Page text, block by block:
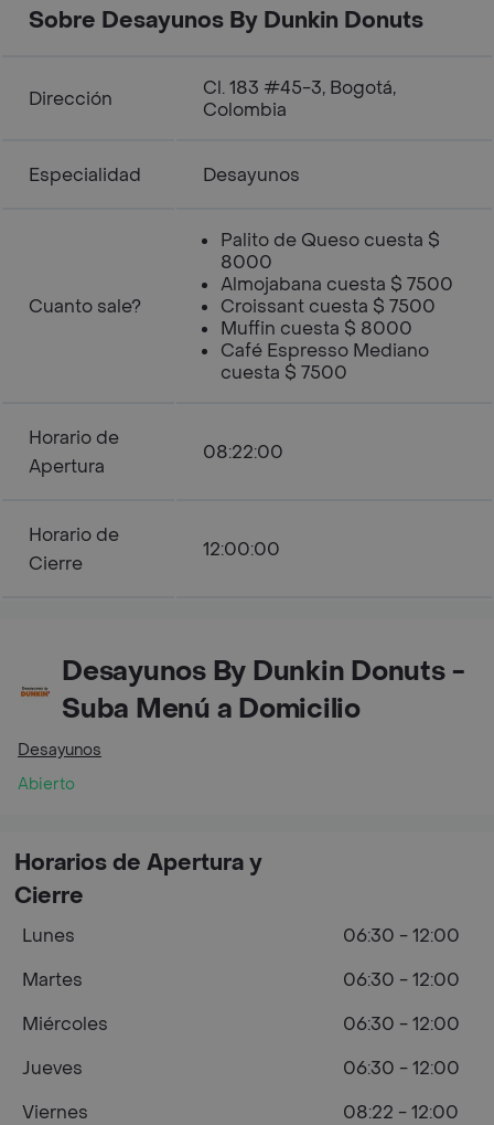
Sobre Desayunos By Dunkin Donuts
Dirección
Cl. 183 #45-3, Bogotá,
Colombia
Especialidad Desayunos
Cuanto sale?
Palito de Queso cuesta $
8000
Almojabana cuesta $ 7500
Croissant cuesta $ 7500
Muffin cuesta $ 8000
Café Espresso Mediano
cuesta $ 7500
Horario de
Apertura
08:22:00
Horario de
Cierre
12:00:00
Desayunos By Dunkin Donuts -
Suba Menú a Domicilio
Desayunos
Abierto
Horarios de Apertura y
Cierre
Lunes
06:30 - 12:00
Martes
06:30 - 12:00
Miércoles
06:30 - 12:00
Jueves
06:30 - 12:00
Viernes
08:22 - 12:00